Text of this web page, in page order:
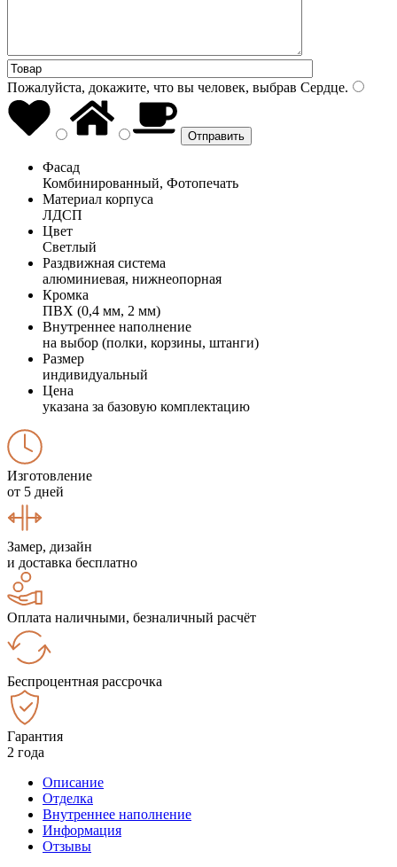
Пожалуйста, докажите, что вы человек, выбрав Сердце.
Фасад
Комбинированный, Фотопечать
Материал корпуса
ЛДСП
Цвет
Светлый
Раздвижная система
алюминиевая, нижнеопорная
Кромка
ПВХ (0,4 мм, 2 мм)
Внутреннее наполнение
на выбор (полки, корзины, штанги)
Размер
индивидуальный
Цена
указана за базовую комплектацию
Изготовление
от 5 дней
Замер, дизайн
и доставка бесплатно
Оплата наличными, безналичный расчёт
Беспроцентная рассрочка
Гарантия
2 года
Описание
Отделка
Внутреннее наполнение
Информация
Отзывы